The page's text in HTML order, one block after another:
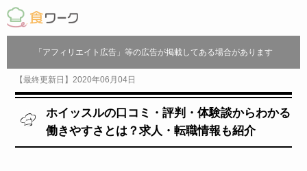
「アフィリエイト広告」等の広告が掲載してある場合があります
【最終更新日】2020年06月04日
ホイッスルの口コミ・評判・体験談からわかる
働きやすさとは？求人・転職情報も紹介